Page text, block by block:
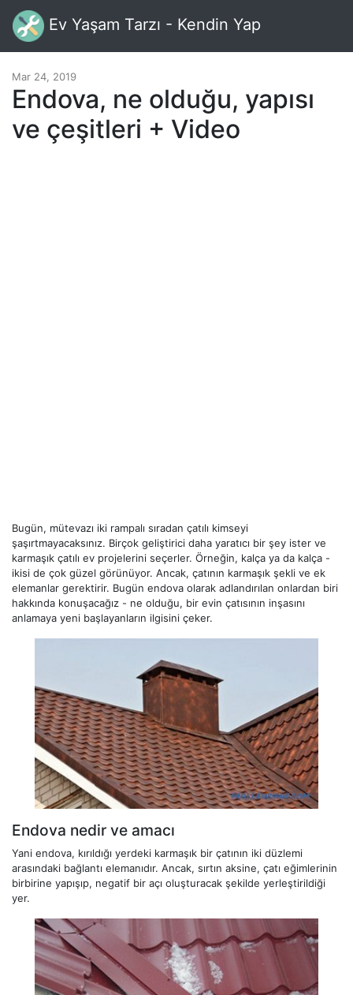
Ev Yaşam Tarzı - Kendin Yap
Mar 24, 2019
Endova, ne olduğu, yapısı
ve çeşitleri + Video
Bugün, mütevazı iki rampalı sıradan çatılı kimseyi
şaşırtmayacaksınız. Birçok geliştirici daha yaratıcı bir şey ister ve
karmaşık çatılı ev projelerini seçerler. Örneğin, kalça ya da kalça -
ikisi de çok güzel görünüyor. Ancak, çatının karmaşık şekli ve ek
elemanlar gerektirir. Bugün endova olarak adlandırılan onlardan biri
hakkında konuşacağız - ne olduğu, bir evin çatısının inşasını
anlamaya yeni başlayanların ilgisini çeker.
Endova nedir ve amacı
Yani endova, kırıldığı yerdeki karmaşık bir çatının iki düzlemi
arasındaki bağlantı elemanıdır. Ancak, sırtın aksine, çatı eğimlerinin
birbirine yapışıp, negatif bir açı oluşturacak şekilde yerleştirildiği
yer.